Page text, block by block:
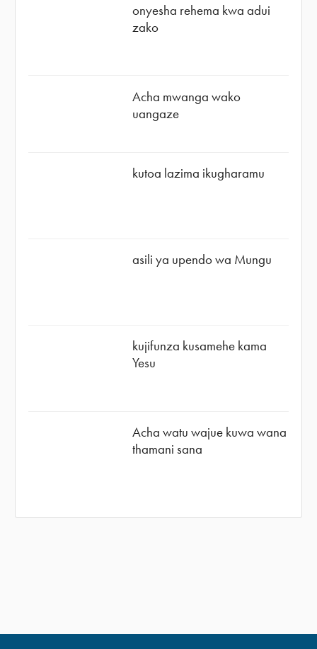
onyesha rehema kwa adui
zako
Acha mwanga wako
uangaze
kutoa lazima ikugharamu
asili ya upendo wa Mungu
kujifunza kusamehe kama
Yesu
Acha watu wajue kuwa wana
thamani sana